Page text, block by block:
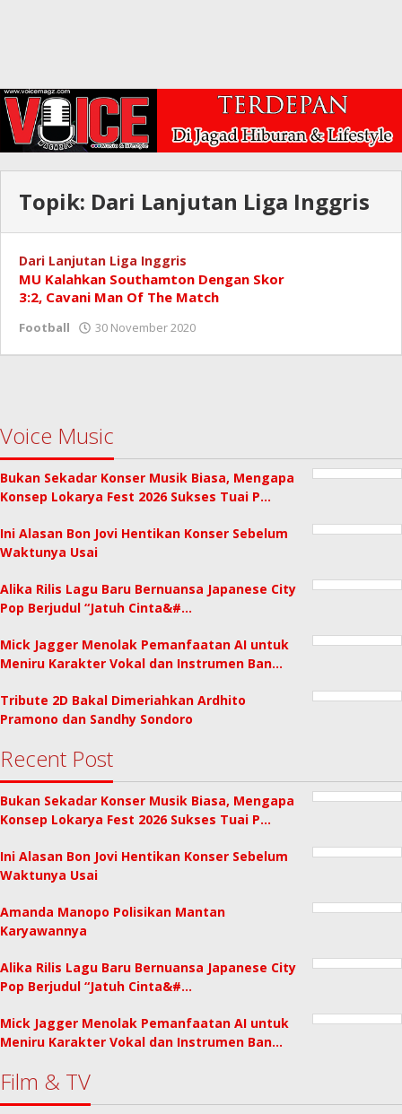
Topik: Dari Lanjutan Liga Inggris
Dari Lanjutan Liga Inggris
MU Kalahkan Southamton Dengan Skor
3:2, Cavani Man Of The Match
Football 30 November 2020
Voice Music
Bukan Sekadar Konser Musik Biasa, Mengapa
Konsep Lokarya Fest 2026 Sukses Tuai P…
Ini Alasan Bon Jovi Hentikan Konser Sebelum
Waktunya Usai
Alika Rilis Lagu Baru Bernuansa Japanese City
Pop Berjudul “Jatuh Cinta&#…
Mick Jagger Menolak Pemanfaatan AI untuk
Meniru Karakter Vokal dan Instrumen Ban…
Tribute 2D Bakal Dimeriahkan Ardhito
Pramono dan Sandhy Sondoro
Recent Post
Bukan Sekadar Konser Musik Biasa, Mengapa
Konsep Lokarya Fest 2026 Sukses Tuai P…
Ini Alasan Bon Jovi Hentikan Konser Sebelum
Waktunya Usai
Amanda Manopo Polisikan Mantan
Karyawannya
Alika Rilis Lagu Baru Bernuansa Japanese City
Pop Berjudul “Jatuh Cinta&#…
Mick Jagger Menolak Pemanfaatan AI untuk
Meniru Karakter Vokal dan Instrumen Ban…
Film & TV